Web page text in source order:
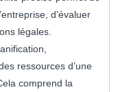
d’évaluer
légales.
ressources d’une
comprend la